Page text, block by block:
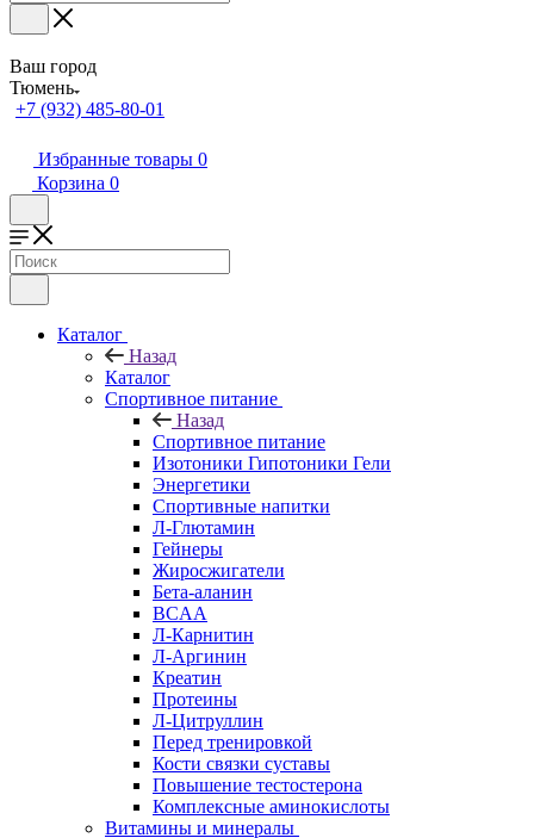
Ваш город
Тюмень
+7 (932) 485-80-01
Избранные товары 0
Корзина 0
Каталог
Назад
Каталог
Спортивное питание
Назад
Спортивное питание
Изотоники Гипотоники Гели
Энергетики
Спортивные напитки
Л-Глютамин
Гейнеры
Жиросжигатели
Бета-аланин
BCAA
Л-Карнитин
Л-Аргинин
Креатин
Протеины
Л-Цитруллин
Перед тренировкой
Кости связки суставы
Повышение тестостерона
Комплексные аминокислоты
Витамины и минералы